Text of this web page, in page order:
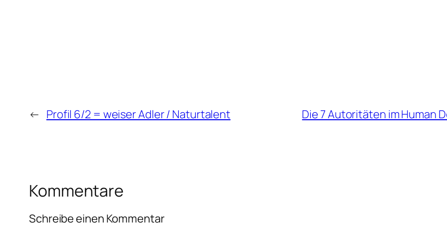
← Profil 6/2 = weiser Adler / Naturtalent Die 7 Autoritäten im Human
Kommentare
Schreibe einen Kommentar